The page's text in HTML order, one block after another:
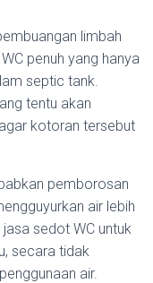
limbah
penuh yang hanya
septic tank.
tentu akan
kotoran tersebut
pemborosan
air lebih
sedot WC untuk
secara tidak
air.